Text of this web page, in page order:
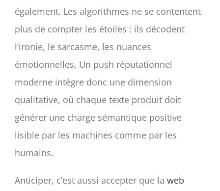
également. Les algorithmes ne se contentent
plus de compter les étoiles : ils décodent
l’ironie, le sarcasme, les nuances
émotionnelles. Un push réputationnel
moderne intègre donc une dimension
qualitative, où chaque texte produit doit
générer une charge sémantique positive
lisible par les machines comme par les
humains.
Anticiper, c’est aussi accepter que la web